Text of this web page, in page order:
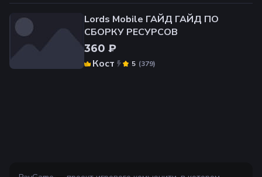
Lords Mobile ГАЙД ️ГАЙД ПО
СБОРКУ РЕСУРСОВ️
360 ₽
Кост
(379)
5